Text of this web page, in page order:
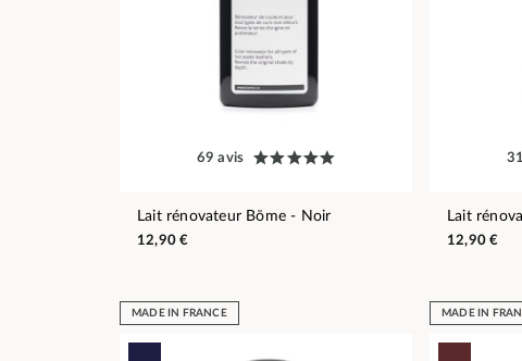
69 avis
Lait rénovateur Bōme - Noir
12,90 €
Lait
12,90 €
MADE IN FRANCE MADE IN